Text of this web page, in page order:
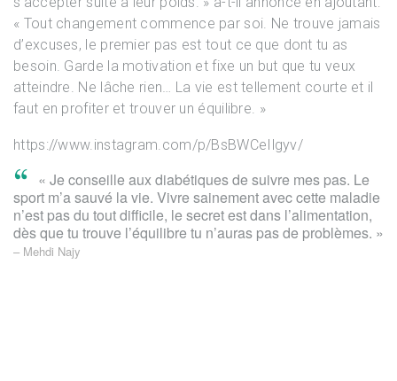
« Tout changement commence par soi. Ne trouve jamais
d’excuses, le premier pas est tout ce que dont tu as
besoin. Garde la motivation et fixe un but que tu veux
atteindre. Ne lâche rien… La vie est tellement courte et il
faut en profiter et trouver un équilibre. »
https://www.instagram.com/p/BsBWCeIlgyv/
❞ « Je conseille aux diabétiques de suivre mes pas. Le
sport m’a sauvé la vie. Vivre sainement avec cette maladie
n’est pas du tout difficile, le secret est dans l’alimentation,
dès que tu trouve l’équilibre tu n’auras pas de problèmes. »
– Mehdi Najy